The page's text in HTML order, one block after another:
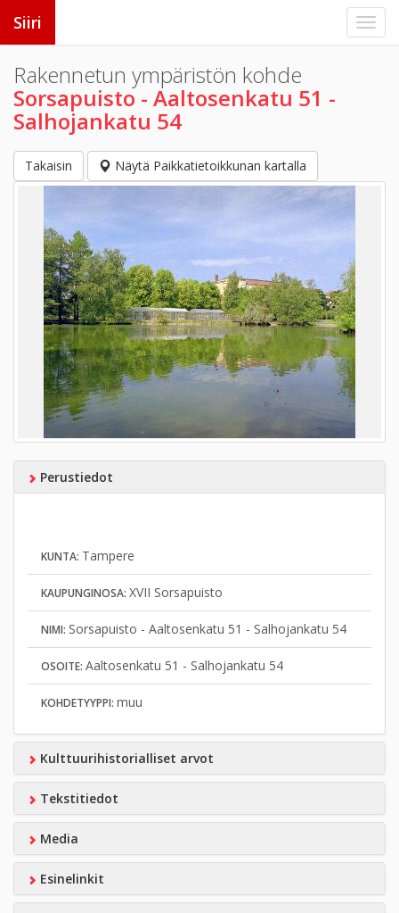
Siiri
Rakennetun ympäristön kohde
Sorsapuisto - Aaltosenkatu 51 -
Salhojankatu 54
Takaisin Näytä Paikkatietoikkunan kartalla
Perustiedot
KUNTA: Tampere
KAUPUNGINOSA: XVII Sorsapuisto
NIMI: Sorsapuisto - Aaltosenkatu 51 - Salhojankatu 54
OSOITE: Aaltosenkatu 51 - Salhojankatu 54
KOHDETYYPPI: muu
Kulttuurihistorialliset arvot
Tekstitiedot
Media
Esinelinkit